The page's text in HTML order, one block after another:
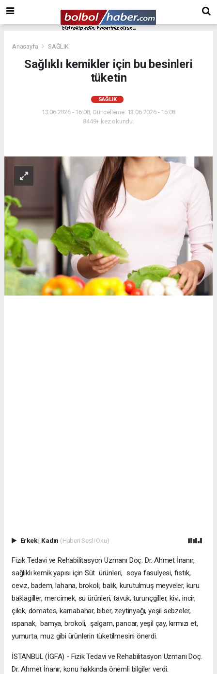
Anasayfa SAĞLIK
Sağlıklı kemikler için bu besinleri
tüketin
SAĞLIK
13.06.2026 - 16:08, Güncelleme: 13.06.2026 - 16:08
8449+ kez okundu.
Erkek| Kadın (Haberi Sesli Oku)
Fizik Tedavi ve Rehabilitasyon Uzmanı Doç. Dr. Ahmet İnanır,
sağlıklı kemik yapısı için Süt ürünleri, soya fasulyesi, fıstık,
ceviz, badem, lahana, brokoli, balık, kurutulmuş meyveler, kuru
baklagiller, mercimek, su ürünleri, tavuk, turunçgiller, kivi, incir,
çilek, domates, karnabahar, biber, zeytinyağı, yeşil sebzeler,
ıspanak, bamya, brokoli, şalgam, pancar, yeşil çay, kırmızı et,
yumurta, muz gibi ürünlerin tüketilmesini önerdi.
İSTANBUL (İGFA) - Fizik Tedavi ve Rehabilitasyon Uzmanı Doç.
Dr. Ahmet İnanır, konu hakkında önemli bilgiler verdi.